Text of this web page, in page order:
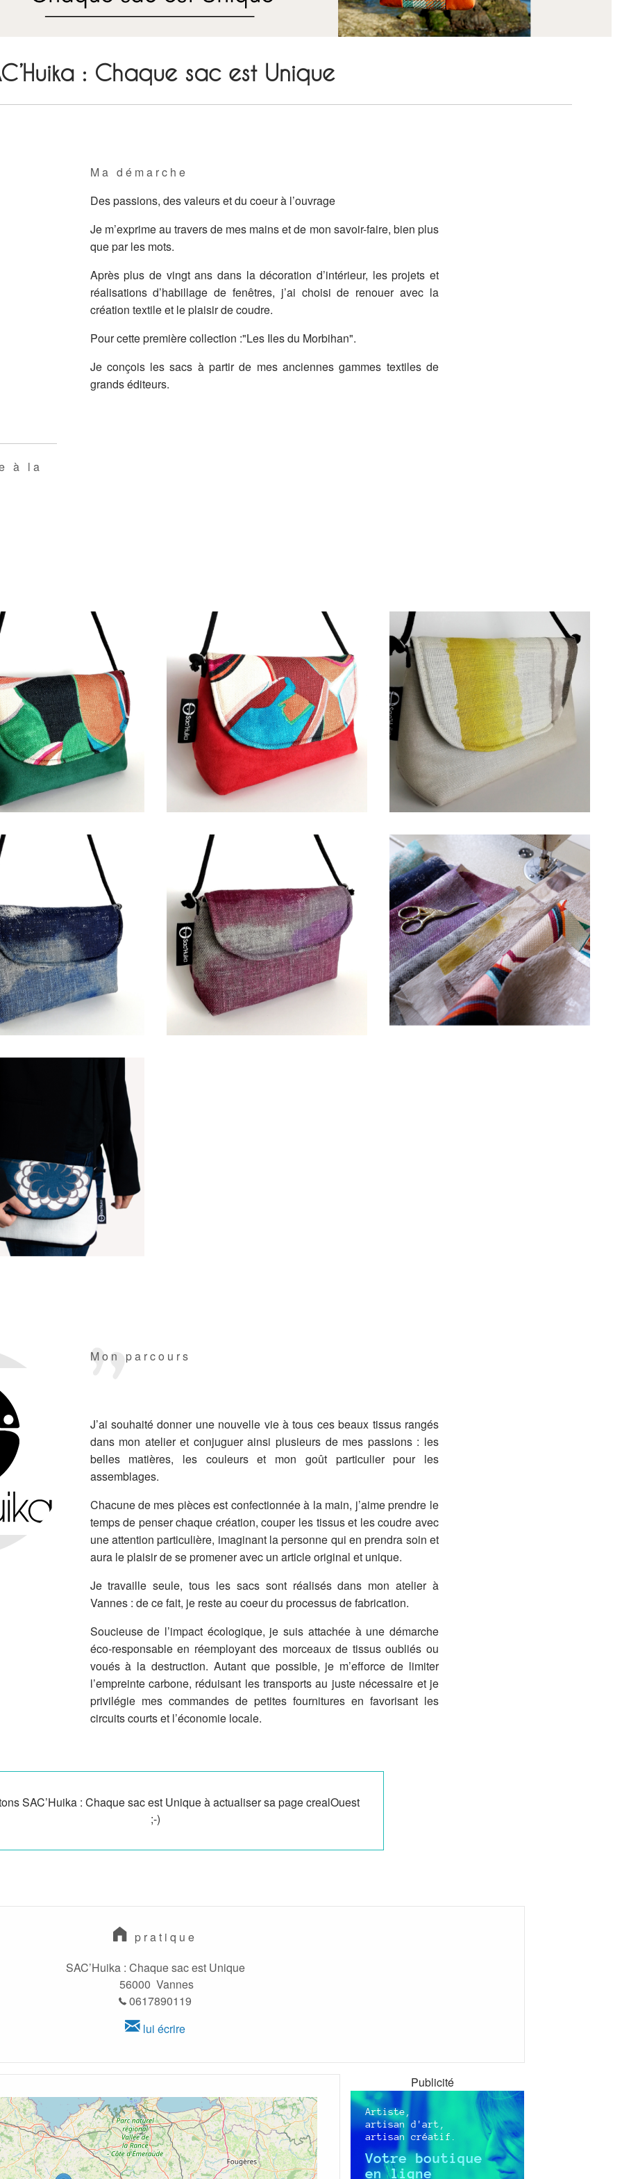
: Chaque sac est Unique
à la
Ma démarche
Des passions, des valeurs et du coeur à l’ouvrage‌
Je m’exprime au travers de mes mains et de mon savoir-faire, bien plus
que par les mots.
Après plus de vingt ans dans la décoration d’intérieur, les projets et
réalisations d’habillage de fenêtres, j’ai choisi de renouer avec la
création textile et le plaisir de coudre.
Pour cette première collection :"Les Iles du Morbihan".
Je conçois les sacs à partir de mes anciennes gammes textiles de
grands éditeurs.
Mon parcours
J’ai souhaité donner une nouvelle vie à tous ces beaux tissus rangés
dans mon atelier et conjuguer ainsi plusieurs de mes passions : les
belles matières, les couleurs et mon goût particulier pour les
assemblages.
Chacune de mes pièces est confectionnée à la main, j’aime prendre le
temps de penser chaque création, couper les tissus et les coudre avec
une attention particulière, imaginant la personne qui en prendra soin et
aura le plaisir de se promener avec un article original et unique.
Je travaille seule, tous les sacs sont réalisés dans mon atelier à
Vannes : de ce fait, je reste au coeur du processus de fabrication.
Soucieuse de l’impact écologique, je suis attachée à une démarche
éco-responsable en réemployant des morceaux de tissus oubliés ou
voués à la destruction. Autant que possible, je m’efforce de limiter
l’empreinte carbone, réduisant les transports au juste nécessaire et je
privilégie mes commandes de petites fournitures en favorisant les
circuits courts et l’économie locale.
SAC’Huika : Chaque sac est Unique à actualiser sa page crealOuest
;-)
pratique
SAC’Huika : Chaque sac est Unique
56000 Vannes
0617890119
lui écrire
Publicité